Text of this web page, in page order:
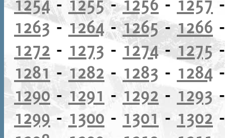
1263- 1264-1265-1266
1272 - 1273 - 1274-1275
1281 -1282 - 1283 - 1284
1290- 1291 - 1292 - 1293
1299 - 1300 - 1301 - 1302